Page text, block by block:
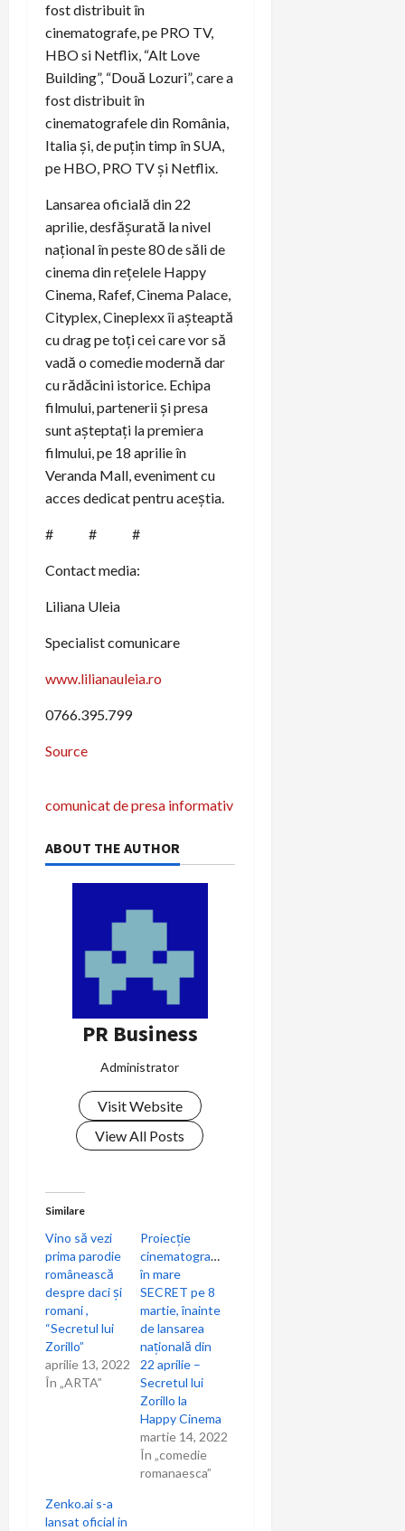
fost distribuit în
cinematografe, pe PRO TV,
HBO si Netflix, “Alt Love
Building”, “Două Lozuri”, care a
fost distribuit în
cinematografele din România,
Italia și, de puțin timp în SUA,
pe HBO, PRO TV și Netflix.
Lansarea oficială din 22
aprilie, desfășurată la nivel
național în peste 80 de săli de
cinema din rețelele Happy
Cinema, Rafef, Cinema Palace,
Cityplex, Cineplexx îi așteaptă
cu drag pe toți cei care vor să
vadă o comedie modernă dar
cu rădăcini istorice. Echipa
filmului, partenerii și presa
sunt așteptați la premiera
filmului, pe 18 aprilie în
Veranda Mall, eveniment cu
acces dedicat pentru aceștia.
# # #
Contact media:
Liliana Uleia
Specialist comunicare
www.lilianauleia.ro
0766.395.799
Source
P
o
i
o
n
comunicat de presa informativ
ABOUT THE AUTHOR
PR Business
Administrator
Visit Website
View All Posts
Similare
Vino să vezi
prima parodie
românească
despre daci și
romani ,
“Secretul lui
Zorillo”
aprilie 13, 2022
În „ARTA”
Proiecție
cinematografică
în mare
SECRET pe 8
martie, înainte
de lansarea
națională din
22 aprilie –
Secretul lui
Zorillo la
Happy Cinema
martie 14, 2022
În „comedie
romanaesca”
Zenko.ai s-a
lansat oficial in